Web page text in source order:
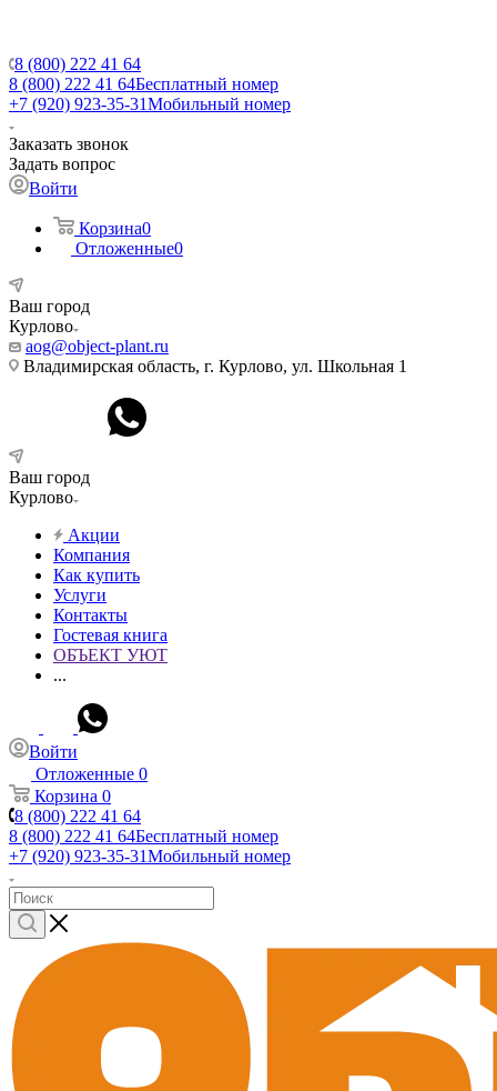
8 (800) 222 41 64
8 (800) 222 41 64Бесплатный номер
+7 (920) 923-35-31Мобильный номер
Заказать звонок
Задать вопрос
Войти
Корзина0
Отложенные0
Ваш город
Курлово
aog@object-plant.ru
Владимирская область, г. Курлово, ул. Школьная 1
Ваш город
Курлово
Акции
Компания
Как купить
Услуги
Контакты
Гостевая книга
ОБЪЕКТ УЮТ
...
Войти
Отложенные 0
Корзина 0
8 (800) 222 41 64
8 (800) 222 41 64Бесплатный номер
+7 (920) 923-35-31Мобильный номер